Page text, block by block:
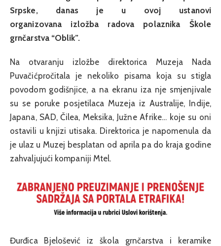
Srpske, danas je u ovoj ustanovi
organizovana izložba radova polaznika Škole
grnčarstva “Oblik”.
Na otvaranju izložbe direktorica Muzeja Nada
Puvačićpročitala je nekoliko pisama koja su stigla
povodom godišnjice, a na ekranu iza nje smjenjivale
su se poruke posjetilaca Muzeja iz Australije, Indije,
Japana, SAD, Čilea, Meksika, Južne Afrike… koje su oni
ostavili u knjizi utisaka. Direktorica je napomenula da
je ulaz u Muzej besplatan od aprila pa do kraja godine
zahvaljujući kompaniji Mtel.
Đurđica Bjelošević iz škola grnčarstva i keramike